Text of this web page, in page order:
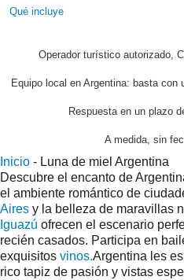
Qué incluye
Operador turístico autorizado,
Equipo local en Argentina: basta con
Respuesta en un plazo
A medida, sin
Inicio - Luna de miel Argentina
Descubre el encanto de
el ambiente romántico de
Aires y la belleza de maravillas
Iguazú ofrecen el escenario
recién casados. Participa en
exquisitos vinos.Argentina les
rico tapiz de pasión y vistas